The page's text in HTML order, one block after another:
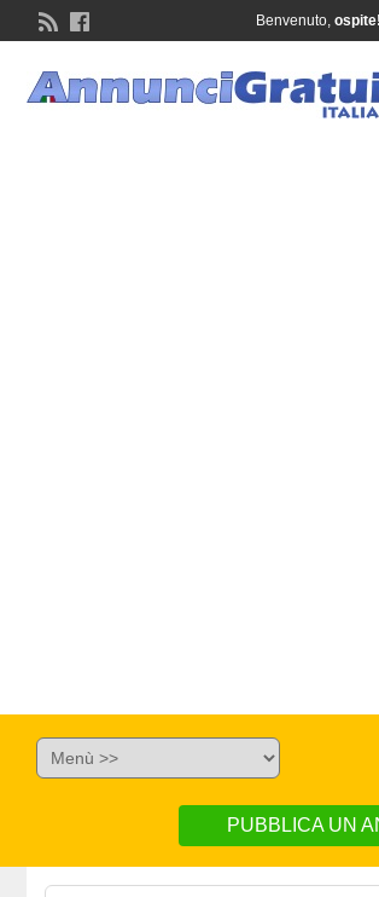
Benvenuto, ospite!
PUBBLICA UN